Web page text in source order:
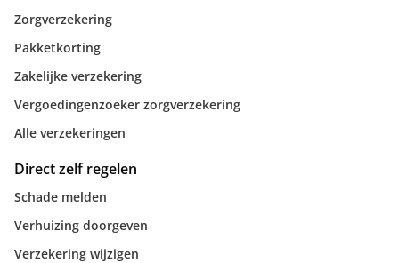
Zorgverzekering
Pakketkorting
Zakelijke verzekering
Vergoedingenzoeker zorgverzekering
Alle verzekeringen
Direct zelf regelen
Schade melden
Verhuizing doorgeven
Verzekering wijzigen